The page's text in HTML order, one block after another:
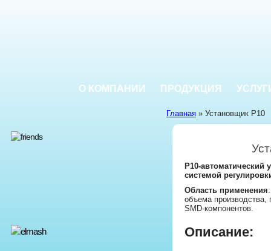
О КОМПАНИИ ПРОДУКЦИЯ
Главная » Установщик P10
P10-автоматический
системой
Область применения
объема производства,
SMD-компонентов.
Описание: